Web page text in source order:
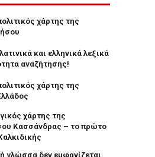
χάρτης της
και ελληνικά λεξικά
αναζήτησης!
χάρτης της
χάρτης της
Κασσάνδρας – το πρώτο
γλώσσα δεν εμφανίζεται